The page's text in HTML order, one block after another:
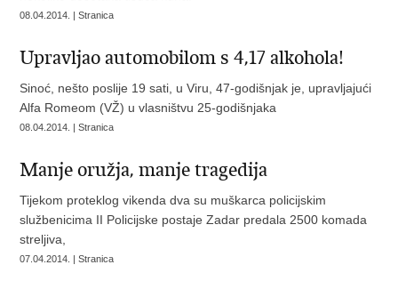
08.04.2014. | Stranica
Upravljao automobilom s 4,17 alkohola!
Sinoć, nešto poslije 19 sati, u Viru, 47-godišnjak je, upravljajući
Alfa Romeom (VŽ) u vlasništvu 25-godišnjaka
08.04.2014. | Stranica
Manje oružja, manje tragedija
Tijekom proteklog vikenda dva su muškarca policijskim
službenicima II Policijske postaje Zadar predala 2500 komada
streljiva,
07.04.2014. | Stranica